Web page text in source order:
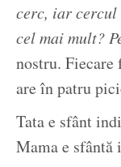
cerc, iar cercul
cel mai mult?
nostru.
are în patru
Tata e sfânt
Mama e sfântă